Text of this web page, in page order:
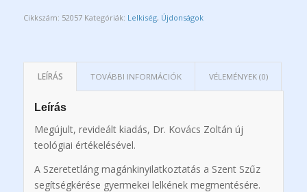
Cikkszám: 52057 Kategóriák: Lelkiség, Újdonságok
LEÍRÁS TOVÁBBI INFORMÁCIÓK VÉLEMÉNYEK (0)
Leírás
Megújult, revideált kiadás, Dr. Kovács Zoltán új
teológiai értékelésével.
A Szeretetláng magánkinyilatkoztatás a Szent Szűz
segítségkérése gyermekei lelkének megmentésére.